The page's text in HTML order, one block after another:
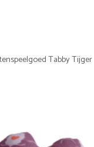
Tabby Tijger